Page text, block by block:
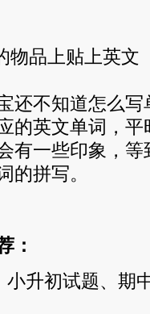
品上贴上英文
不知道怎么写
的英文单词，
有一些印象，
的拼写。
小升初试题、期